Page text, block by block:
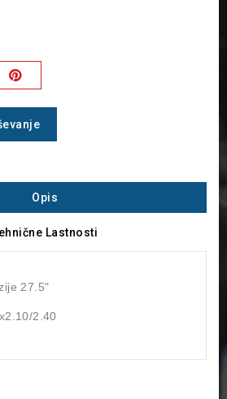
Opis
Lastnosti
27.5"
2.40